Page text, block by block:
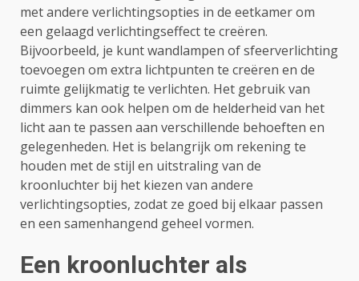
met andere verlichtingsopties in de eetkamer om
een gelaagd verlichtingseffect te creëren.
Bijvoorbeeld, je kunt wandlampen of sfeerverlichting
toevoegen om extra lichtpunten te creëren en de
ruimte gelijkmatig te verlichten. Het gebruik van
dimmers kan ook helpen om de helderheid van het
licht aan te passen aan verschillende behoeften en
gelegenheden. Het is belangrijk om rekening te
houden met de stijl en uitstraling van de
kroonluchter bij het kiezen van andere
verlichtingsopties, zodat ze goed bij elkaar passen
en een samenhangend geheel vormen.
Een kroonluchter als